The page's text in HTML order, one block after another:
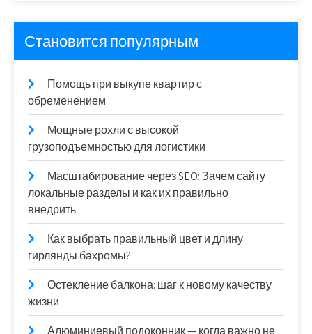
Становится популярным
Помощь при выкупе квартир с
обременением
Мощные рохли с высокой
грузоподъемностью для логистики
Масштабирование через SEO: Зачем сайту
локальные разделы и как их правильно
внедрить
Как выбрать правильный цвет и длину
гирлянды бахромы?
Остекление балкона: шаг к новому качеству
жизни
Алюминиевый подоконник — когда важно не